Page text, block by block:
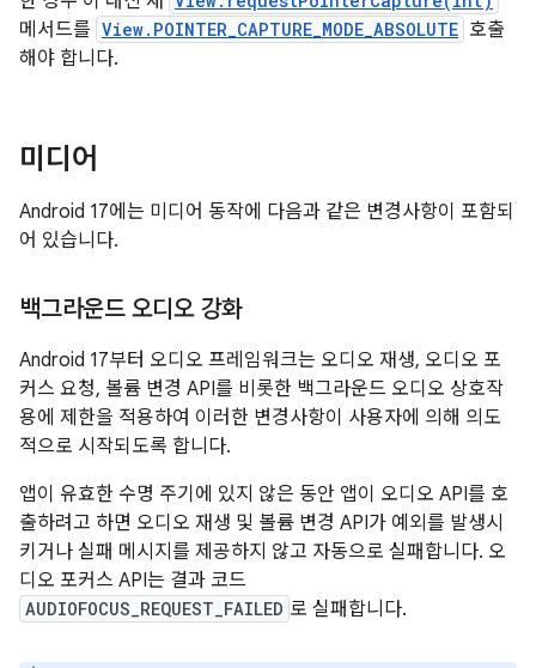
메서드를 View.POINTER_CAPTURE_MODE_ABSOLUTE 호출
해야 합니다.
미디어
Android 17에는 미디어 동작에 다음과 같은 변경사항이 포함되
어 있습니다.
백그라운드 오디오 강화
Android 17부터 오디오 프레임워크는 오디오 재생, 오디오 포
커스 요청, 볼륨 변경 API를 비롯한 백그라운드 오디오 상호작
용에 제한을 적용하여 이러한 변경사항이 사용자에 의해 의도
적으로 시작되도록 합니다.
앱이 유효한 수명 주기에 있지 않은 동안 앱이 오디오 API를 호
출하려고 하면 오디오 재생 및 볼륨 변경 API가 예외를 발생시
키거나 실패 메시지를 제공하지 않고 자동으로 실패합니다. 오
디오 포커스 API는 결과 코드
AUDIOFOCUS_REQUEST_FAILED 로 실패합니다.